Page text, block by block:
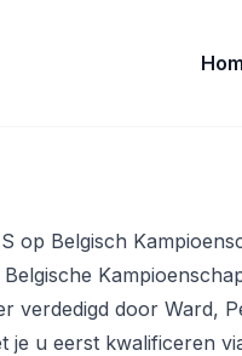
op Belgisch
verdedigd door Ward,
je u eerst kwalificeren